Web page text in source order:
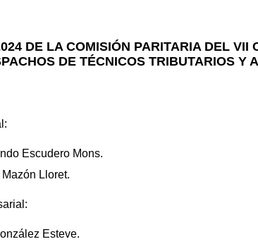
DE LA COMISIÓN PARITARIA DEL VII
DE TÉCNICOS TRIBUTARIOS Y
Escudero Mons.
Lloret.
Esteve.